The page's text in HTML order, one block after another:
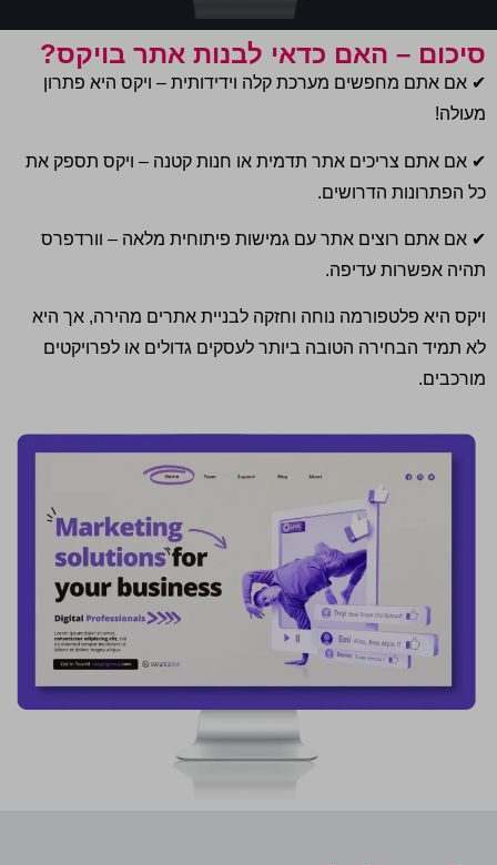
סיכום – האם כדאי לבנות אתר בויקס?
✔ אם אתם מחפשים מערכת קלה וידידותית – ויקס היא פתרון
מעולה!
✔ אם אתם צריכים אתר תדמית או חנות קטנה – ויקס תספק את
כל הפתרונות הדרושים.
✔ אם אתם רוצים אתר עם גמישות פיתוחית מלאה – וורדפרס
תהיה אפשרות עדיפה.
ויקס היא פלטפורמה נוחה וחזקה לבניית אתרים מהירה, אך היא
לא תמיד הבחירה הטובה ביותר לעסקים גדולים או לפרויקטים
מורכבים.